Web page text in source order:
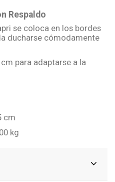
Respaldo
se coloca en los bordes
ducharse cómodamente
para adaptarse a la
cm
kg